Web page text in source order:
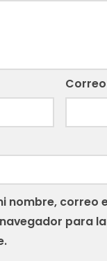
nombre, correo
para